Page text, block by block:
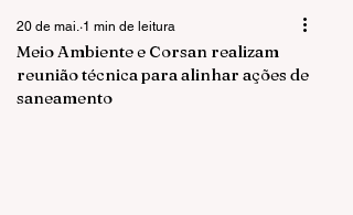
Meio Ambiente e Corsan realizam
reunião técnica para alinhar ações de
saneamento
20 de mai. 1 min de leitura